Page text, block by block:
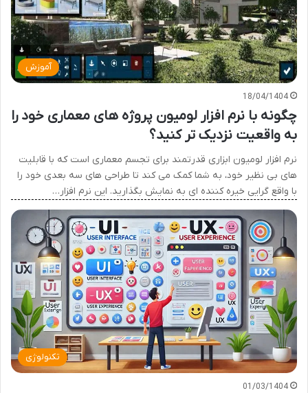
آموزش
18/04/1404
چگونه با نرم افزار لومیون پروژه های معماری خود را
به واقعیت نزدیک تر کنید؟
نرم افزار لومیون ابزاری قدرتمند برای تجسم معماری است که با قابلیت
های بی نظیر خود، به شما کمک می کند تا طراحی های سه بعدی خود را
با واقع گرایی خیره کننده ای به نمایش بگذارید. این نرم افزار…
تکنولوژی
01/03/1404